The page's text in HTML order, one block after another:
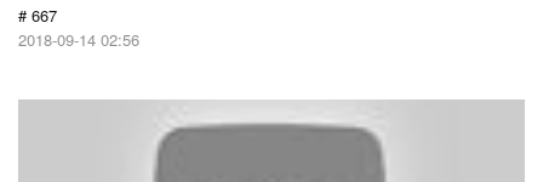
# 667
2018-09-14 02:56